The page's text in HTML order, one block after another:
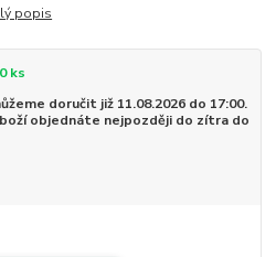
popis
ks
doručit již 11.08.2026 do 17:00.
objednáte nejpozději do zítra do